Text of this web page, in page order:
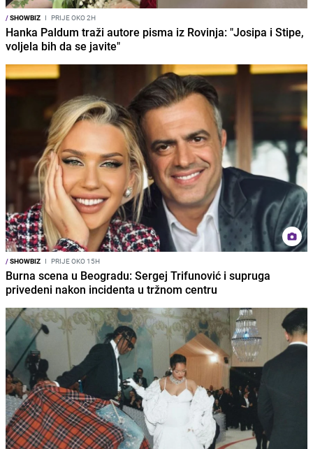
/SHOWBIZ I PRIJE OKO 2H
Hanka Paldum traži autore pisma iz Rovinja: "Josipa i Stipe,
voljela bih da se javite"
/SHOWBIZ I PRIJE OKO 15H
Burna scena u Beogradu: Sergej Trifunović i supruga
privedeni nakon incidenta u tržnom centru